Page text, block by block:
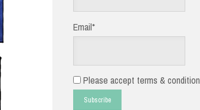
Email*
Please accept terms & condition